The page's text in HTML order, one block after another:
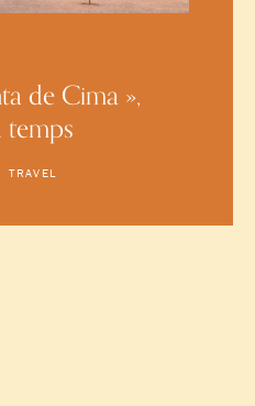
de Cima »,
temps
TRAVEL